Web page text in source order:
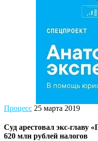
Процесс 25 марта 2019
Суд арестовал экс-главу
620 млн рублей налогов